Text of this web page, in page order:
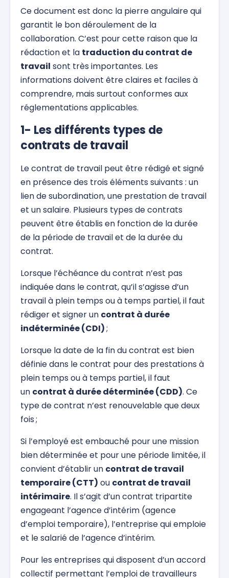
Ce document est donc la pierre angulaire qui
garantit le bon déroulement de la
collaboration. C’est pour cette raison que la
rédaction et la traduction du contrat de
travail sont très importantes. Les
informations doivent être claires et faciles à
comprendre, mais surtout conformes aux
réglementations applicables.
1- Les différents types de
contrats de travail
Le contrat de travail peut être rédigé et signé
en présence des trois éléments suivants : un
lien de subordination, une prestation de travail
et un salaire. Plusieurs types de contrats
peuvent être établis en fonction de la durée
de la période de travail et de la durée du
contrat.
Lorsque l’échéance du contrat n’est pas
indiquée dans le contrat, qu’il s’agisse d’un
travail à plein temps ou à temps partiel, il faut
rédiger et signer un contrat à durée
indéterminée (CDI);
Lorsque la date de la fin du contrat est bien
définie dans le contrat pour des prestations à
plein temps ou à temps partiel, il faut
un contrat à durée déterminée (CDD). Ce
type de contrat n’est renouvelable que deux
fois ;
Si l’employé est embauché pour une mission
bien déterminée et pour une période limitée, il
convient d’établir un contrat de travail
temporaire (CTT) ou contrat de travail
intérimaire. Il s’agit d’un contrat tripartite
engageant l’agence d’intérim (agence
d’emploi temporaire), l’entreprise qui emploie
et le salarié de l’agence d’intérim.
Pour les entreprises qui disposent d’un accord
collectif permettant l’emploi de travailleurs